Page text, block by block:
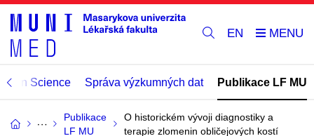
EN
Open Science Správa výzkumných dat Publikace LF MU
Publikace
LF MU
O historickém vývoji diagnostiky a
terapie zlomenin obličejových kostí